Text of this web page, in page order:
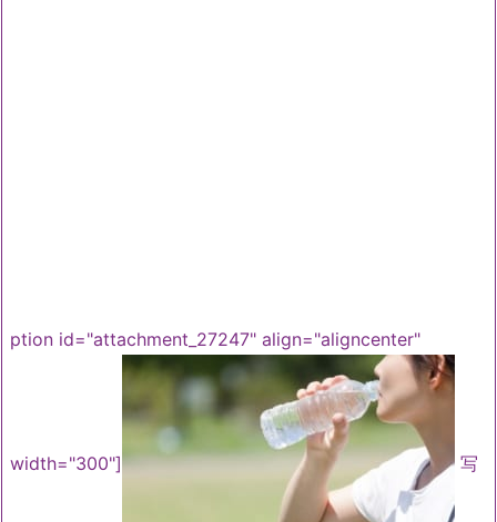
ption id="attachment_27247" align="aligncenter"
width="300"] 写